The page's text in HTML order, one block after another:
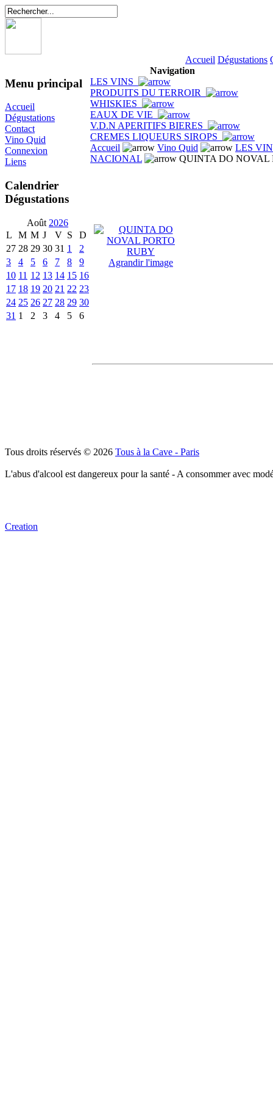
Accueil Dégustations
Menu principal
Accueil
Dégustations
Contact
Vino Quid
Connexion
Liens
Calendrier
Dégustations
Août 2026
L
M M J V S
D
27 28 29 30 31 1
2
3
4 5 6 7 8
9
10 11 12 13 14 15 16
17 18 19 20 21 22 23
24 25 26 27 28 29 30
31 1 2 3 4 5 6
Navigation
LES VINS
PRODUITS DU TERROIR
WHISKIES
EAUX DE VIE
V.D.N APERITIFS BIERES
CREMES LIQUEURS SIROPS
Accueil
Vino Quid
LES
NACIONAL
QUINTA DO NOVAL
Agrandir l'image
Tous droits réservés © 2026 Tous à la Cave - Paris
L'abus d'alcool est dangereux pour la santé - A consommer avec
Creation